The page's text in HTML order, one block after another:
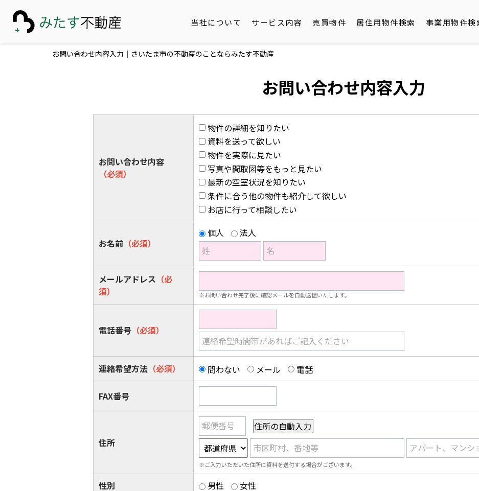
当社について サービス内容 売買物件 居住用物件検索 事業用物件検
お問い合わせ内容入力｜さいたま市の不動産のことならみたす不動産
お問い合わせ内容入力
お問い合わせ内容
（必須）
物件の詳細を知りたい
資料を送って欲しい
物件を実際に見たい
写真や間取図等をもっと見たい
最新の空室状況を知りたい
条件に合う他の物件も紹介して欲しい
お店に行って相談したい
お名前 （必須）
個人
法人
姓
名
メールアドレス （必
須）
※お問い合わせ完了後に確認メールを自動送信いたします。
電話番号 （必須）
連絡希望時間帯があればご記入ください
連絡希望方法 （必須） 問わない メール 電話
FAX番号
住所
郵便番号
市区町村、番地等
アパート、マン
※ご入力いただいた住所に資料を送付する場合がございます。
性別 男性 女性